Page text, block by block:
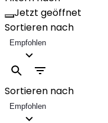
Jetzt geöffnet
Sortieren nach
Empfohlen
Sortieren nach
Empfohlen